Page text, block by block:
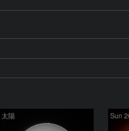
太陽 Sun